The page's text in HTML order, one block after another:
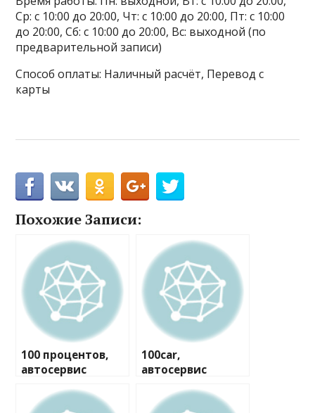
Ср: с 10:00 до 20:00, Чт: с 10:00 до 20:00, Пт: с 10:00
до 20:00, Сб: с 10:00 до 20:00, Вс: выходной (по
предварительной записи)
Способ оплаты: Наличный расчёт, Перевод с
карты
Похожие Записи:
100 процентов,
автосервис
100car,
автосервис